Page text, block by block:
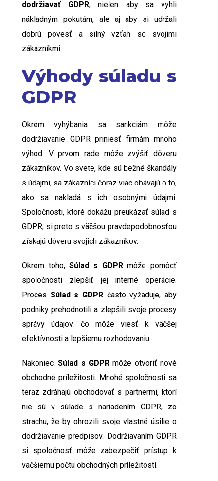
dodržiavať GDPR, nielen aby sa vyhli
nákladným pokutám, ale aj aby si udržali
dobrú povesť a silný vzťah so svojimi
zákazníkmi.
Výhody súladu s
GDPR
Okrem vyhýbania sa sankciám môže
dodržiavanie GDPR priniesť firmám mnoho
výhod. V prvom rade môže zvýšiť dôveru
zákazníkov. Vo svete, kde sú bežné škandály
s údajmi, sa zákazníci čoraz viac obávajú o to,
ako sa nakladá s ich osobnými údajmi.
Spoločnosti, ktoré dokážu preukázať súlad s
GDPR, si preto s väčšou pravdepodobnosťou
získajú dôveru svojich zákazníkov.
Okrem toho,Súlad s GDPRmôže pomôcť
spoločnosti zlepšiť jej interné operácie.
Proces Súlad s GDPR často vyžaduje, aby
podniky prehodnotili a zlepšili svoje procesy
správy údajov, čo môže viesť k väčšej
efektívnosti a lepšiemu rozhodovaniu.
Nakoniec,Súlad s GDPR môže otvoriť nové
obchodné príležitosti. Mnohé spoločnosti sa
teraz zdráhajú obchodovať s partnermi, ktorí
nie sú v súlade s nariadením GDPR, zo
strachu, že by ohrozili svoje vlastné úsilie o
dodržiavanie predpisov. Dodržiavaním GDPR
si spoločnosť môže zabezpečiť prístup k
väčšiemu počtu obchodných príležitostí.